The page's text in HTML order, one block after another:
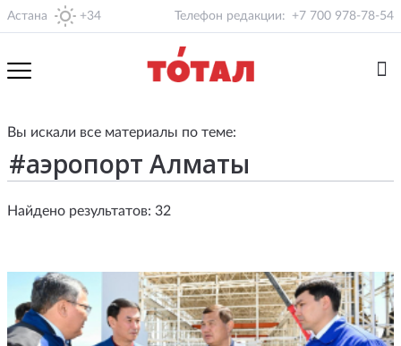
Астана +34 Телефон редакции: +7 700 978-78-54
Вы искали все материалы по теме:
Найдено результатов: 32